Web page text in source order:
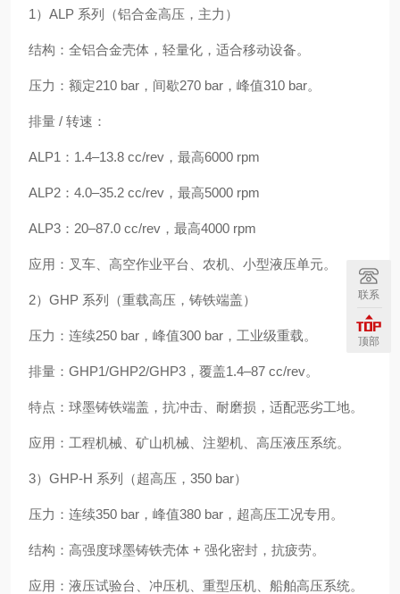
1）ALP 系列（铝合金高压，主力）
结构：全铝合金壳体，轻量化，适合移动设备。
压力：额定210 bar，间歇270 bar，峰值310 bar。
排量 / 转速：
ALP1：1.4–13.8 cc/rev，最高6000 rpm
ALP2：4.0–35.2 cc/rev，最高5000 rpm
ALP3：20–87.0 cc/rev，最高4000 rpm
应用：叉车、高空作业平台、农机、小型液压单元。
2）GHP 系列（重载高压，铸铁端盖）
压力：连续250 bar，峰值300 bar，工业级重载。
排量：GHP1/GHP2/GHP3，覆盖1.4–87 cc/rev。
特点：球墨铸铁端盖，抗冲击、耐磨损，适配恶劣工地。
应用：工程机械、矿山机械、注塑机、高压液压系统。
3）GHP‑H 系列（超高压，350 bar）
压力：连续350 bar，峰值380 bar，超高压工况专用。
结构：高强度球墨铸铁壳体 + 强化密封，抗疲劳。
应用：液压试验台、冲压机、重型压机、船舶高压系统。
联系
顶部